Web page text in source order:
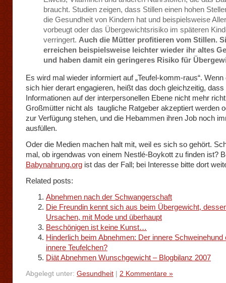
braucht. Studien zeigen, dass Stillen einen hohen
die Gesundheit von Kindern hat und beispielsweise
vorbeugt oder das Übergewichtsrisiko im späteren
verringert. Auch die Mütter profitieren vom Stillen.
erreichen beispielsweise leichter wieder ihr altes
und haben damit ein geringeres Risiko für
Es wird mal wieder informiert auf „Teufel-komm-raus“. Wenn
sich hier derart engagieren, heißt das doch gleichzeitig, dass
Informationen auf der interpersonellen Ebene nicht mehr
Großmütter nicht als taugliche Ratgeber akzeptiert werden
zur Verfügung stehen, und die Hebammen ihren Job noch
ausfüllen.
Oder die Medien machen halt mit, weil es sich so gehört.
mal, ob irgendwas von einem Nestlé-Boykott zu finden ist?
Babynahrung.org ist das der Fall; bei Interesse bitte dort
Related posts:
Abnehmen nach der Schwangerschaft
Die Freundin kennt sich aus beim Übergewicht,
Ursachen, mit Mode und überhaupt
Beschönigen ist keine Kunst…
Hinderlich beim Abnehmen: Der innere Schweinehund
innere Teufelchen?
Diät Abnehmen Wunschgewicht – Blogbilanz 2007
Abgelegt unter: Gesundheit 2 Kommentare »